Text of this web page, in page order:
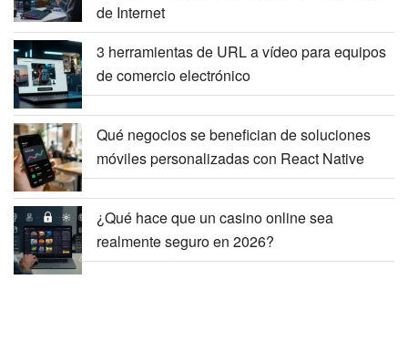
de Internet
3 herramientas de URL a vídeo para equipos
de comercio electrónico
Qué negocios se benefician de soluciones
móviles personalizadas con React Native
¿Qué hace que un casino online sea
realmente seguro en 2026?